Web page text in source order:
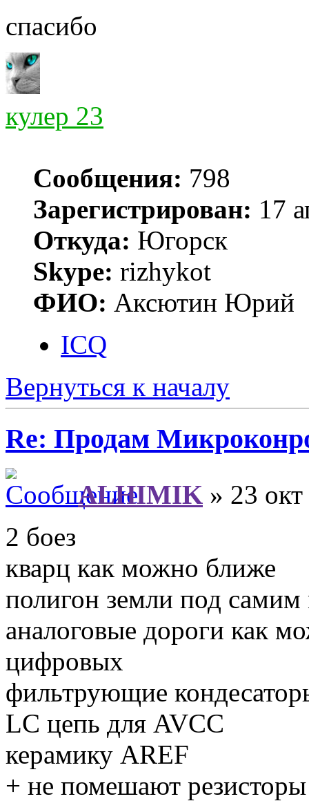
спасибо
кулер 23
Сообщения: 798
Зарегистрирован: 17
Откуда: Югорск
Skype: rizhykot
ФИО: Аксютин Юрий
ICQ
Вернуться к началу
Re: Продам
ALHIMIK » 23
2 боез
кварц как можно ближе
полигон земли под
аналоговые дороги как
цифровых
фильтрующие
LC цепь для AVCC
керамику AREF
+ не помешают